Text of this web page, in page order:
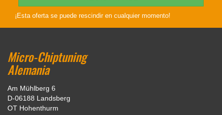
¡Esta oferta se puede rescindir en cualquier momento!
Micro-Chiptuning
Alemania
Am Mühlberg 6
D-06188 Landsberg
OT Hohenthurm